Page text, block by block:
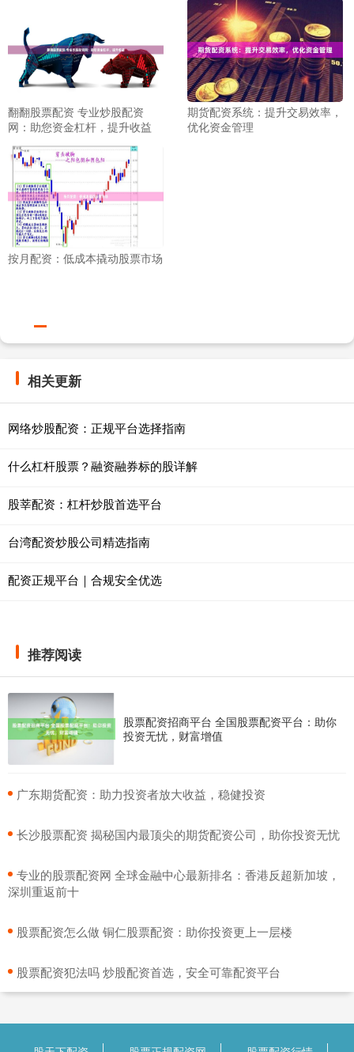
翻翻股票配资 专业炒股配资
网：助您资金杠杆，提升收益
期货配资系统：提升交易效率，
优化资金管理
按月配资：低成本撬动股票市场
相关更新
网络炒股配资：正规平台选择指南
什么杠杆股票？融资融券标的股详解
股莘配资：杠杆炒股首选平台
台湾配资炒股公司精选指南
配资正规平台｜合规安全优选
推荐阅读
股票配资招商平台 全国股票配资平台：助你
投资无忧，财富增值
​广东期货配资：助力投资者放大收益，稳健投资
​长沙股票配资 揭秘国内最顶尖的期货配资公司，助你投资无忧
​专业的股票配资网 全球金融中心最新排名：香港反超新加坡，
深圳重返前十
​股票配资怎么做 铜仁股票配资：助你投资更上一层楼
​股票配资犯法吗 炒股配资首选，安全可靠配资平台